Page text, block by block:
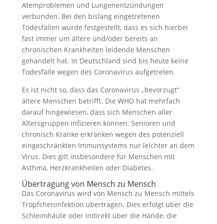
Atemproblemen und Lungenentzündungen
verbunden. Bei den bislang eingetretenen
Todesfällen wurde festgestellt, dass es sich hierbei
fast immer um ältere und/oder bereits an
chronischen Krankheiten leidende Menschen
gehandelt hat. In Deutschland sind bis heute keine
Todesfälle wegen des Coronavirus aufgetreten.
Es ist nicht so, dass das Coronavirus „bevorzugt“
ältere Menschen betrifft. Die WHO hat mehrfach
darauf hingewiesen, dass sich Menschen aller
Altersgruppen infizieren können. Senioren und
chronisch Kranke erkranken wegen des potenziell
eingeschränkten Immunsystems nur leichter an dem
Virus. Dies gilt insbesondere für Menschen mit
Asthma, Herzkrankheiten oder Diabetes.
Übertragung von Mensch zu Mensch
Das Coronavirus wird von Mensch zu Mensch mittels
Tröpfcheninfektion übertragen. Dies erfolgt über die
Schleimhäute oder indirekt über die Hände, die